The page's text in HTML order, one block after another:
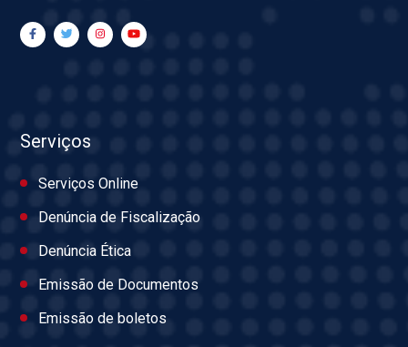
Serviços
Serviços Online
Denúncia de Fiscalização
Denúncia Ética
Emissão de Documentos
Emissão de boletos